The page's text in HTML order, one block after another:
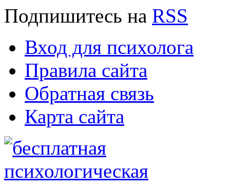
Подпишитесь на RSS
Вход для психолога
Правила сайта
Обратная связь
Карта сайта